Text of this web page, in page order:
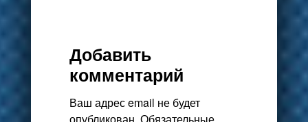
Добавить
комментарий
Ваш адрес email не будет